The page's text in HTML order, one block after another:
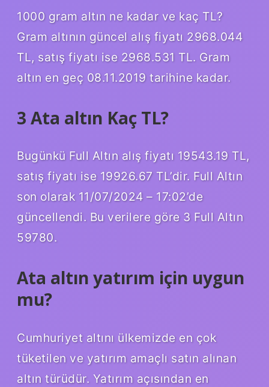
1000 gram altın ne kadar ve kaç TL?
Gram altının güncel alış fiyatı 2968.044
TL, satış fiyatı ise 2968.531 TL. Gram
altın en geç 08.11.2019 tarihine kadar.
3 Ata altın Kaç TL?
Bugünkü Full Altın alış fiyatı 19543.19 TL,
satış fiyatı ise 19926.67 TL’dir. Full Altın
son olarak 11/07/2024 – 17:02’de
güncellendi. Bu verilere göre 3 Full Altın
59780.
Ata altın yatırım için uygun
mu?
Cumhuriyet altını ülkemizde en çok
tüketilen ve yatırım amaçlı satın alınan
altın türüdür. Yatırım açısından en